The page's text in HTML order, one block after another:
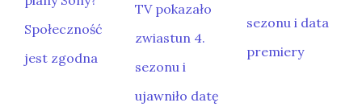
Społeczność
jest zgodna
TV pokazało
zwiastun 4.
sezonu i
ujawniło datę
sezonu i data
premiery